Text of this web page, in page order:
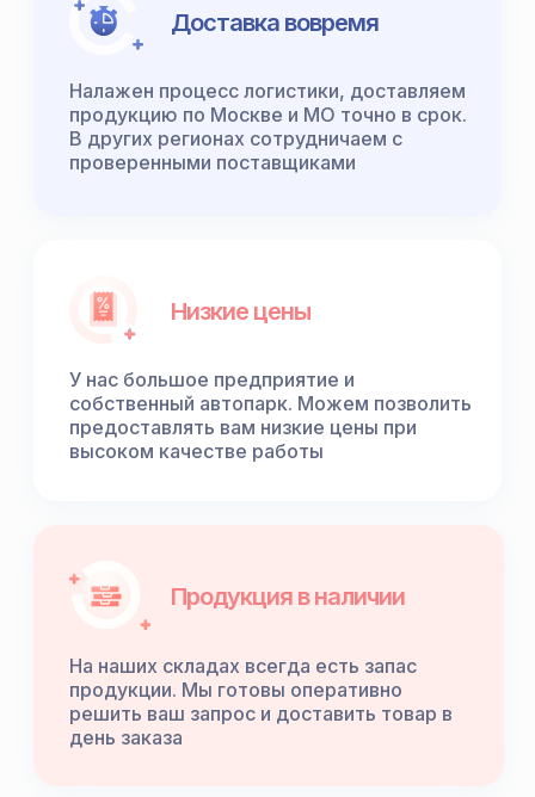
Доставка вовремя
Низкие цены
Налажен процесс логистики, доставляем
продукцию по Москве и МО точно в срок.
В других регионах сотрудничаем с
проверенными поставщиками
У нас большое предприятие и
собственный автопарк. Можем позволить
предоставлять вам низкие цены при
высоком качестве работы
Продукция в наличии
На наших складах всегда есть запас
продукции. Мы готовы оперативно
решить ваш запрос и доставить товар в
день заказа